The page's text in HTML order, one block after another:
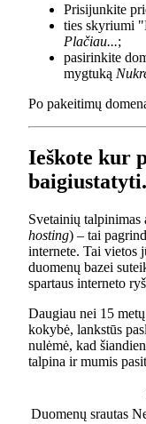
Prisijunkite
ties skyriumi
Plačiau...;
pasirinkite
mygtuką
Po pakeitimų
Ieškote kur
Svetainių talpinimas
hosting) – tai
internete. Tai vietos
duomenų bazei
spartaus interneto
Daugiau nei 15
kokybė, lankstūs
nulėmė, kad
talpina ir mumis
Duomenų srautas